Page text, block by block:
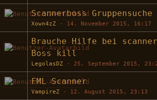
Scannerboss Gruppensuche
Xown4zZ - 14. November 2015, 16:17
Brauche Hilfe bei
Boss kill
LegolasDZ - 25. September 2015,
FML Scanner
VampireZ - 12. August 2015, 23:13